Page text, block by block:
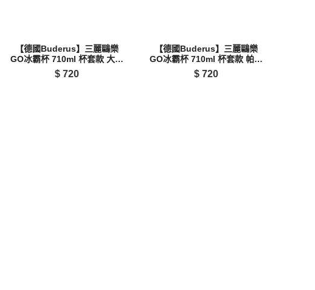
【德國Buderus】三麗鷗樂
GO冰霸杯 710ml 杯套款 大眼
蛙露營趣
$720
【德國Buderus】三麗鷗樂
GO冰霸杯 710ml 杯套款 帕洽
狗滑板冒險
$ 720